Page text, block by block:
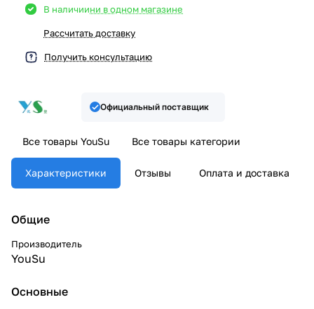
В наличиини в одном магазине
Рассчитать доставку
Получить консультацию
Официальный поставщик
Все товары YouSu Все товары категории
Характеристики Отзывы Оплата и доставка
Общие
Производитель
YouSu
Основные